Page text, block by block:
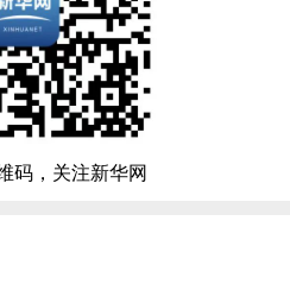
码，关注新华网